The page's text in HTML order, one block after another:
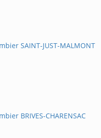
SAINT-JUST-MALMONT
BRIVES-CHARENSAC